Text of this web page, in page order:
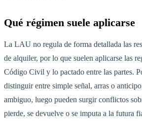
Qué régimen suele aplicarse
La LAU no regula de forma detallada las
de alquiler, por lo que suelen aplicarse las
Código Civil y lo pactado entre las partes.
distinguir entre simple señal, arras o
ambiguo, luego pueden surgir conflictos
pierde, se devuelve o se imputa a la futura